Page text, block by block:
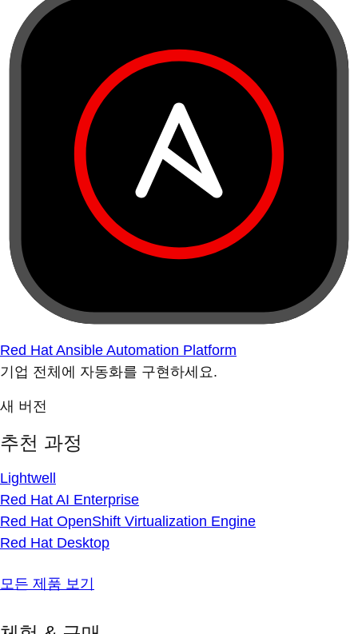
Red Hat Ansible Automation Platform
기업 전체에 자동화를 구현하세요.
새 버전
추천 과정
Lightwell
Red Hat AI Enterprise
Red Hat OpenShift Virtualization Engine
Red Hat Desktop
모든 제품 보기